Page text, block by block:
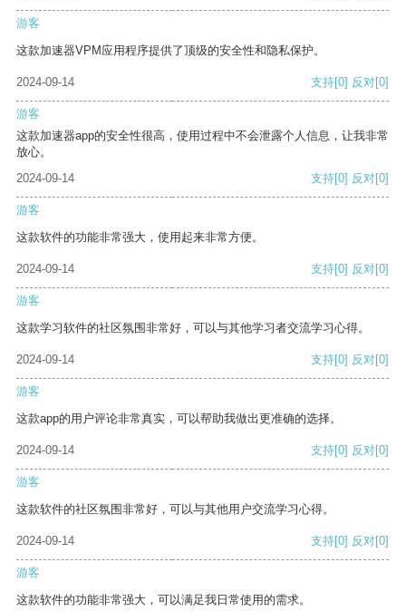
游客
这款加速器VPM应用程序提供了顶级的安全性和隐私保护。
2024-09-14 支持[0] 反对[0]
游客
这款加速器app的安全性很高，使用过程中不会泄露个人信息，让我非常
放心。
2024-09-14
支持[0] 反对[0]
游客
这款软件的功能非常强大，使用起来非常方便。
2024-09-14 支持[0] 反对[0]
游客
这款学习软件的社区氛围非常好，可以与其他学习者交流学习心得。
2024-09-14 支持[0] 反对[0]
游客
这款app的用户评论非常真实，可以帮助我做出更准确的选择。
2024-09-14 支持[0] 反对[0]
游客
这款软件的社区氛围非常好，可以与其他用户交流学习心得。
2024-09-14 支持[0] 反对[0]
游客
这款软件的功能非常强大，可以满足我日常使用的需求。